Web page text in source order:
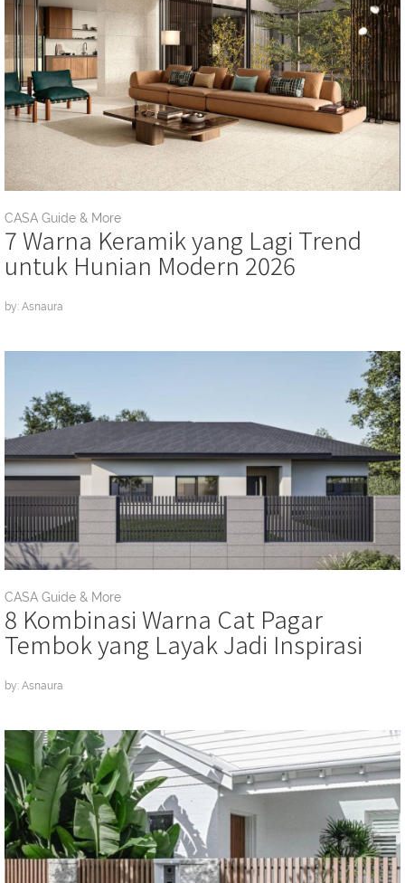
CASA Guide & More
7 Warna Keramik yang Lagi Trend
untuk Hunian Modern 2026
by: Asnaura
CASA Guide & More
8 Kombinasi Warna Cat Pagar
Tembok yang Layak Jadi Inspirasi
by: Asnaura